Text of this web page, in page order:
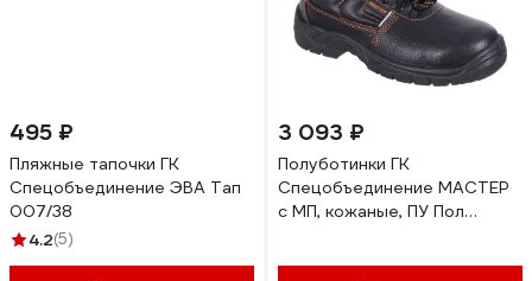
495 ₽
Пляжные тапочки ГК
Спецобъединение ЭВА Тап
007/38
4.2(5)
3 093 ₽
Полуботинки ГК
Спецобъединение МАСТЕР
с МП, кожаные, ПУ Пол